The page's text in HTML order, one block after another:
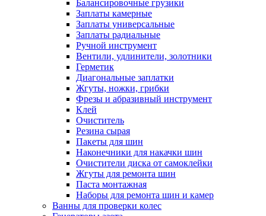
Балансировочные грузики
Заплаты камерные
Заплаты универсальные
Заплаты радиальные
Ручной инструмент
Вентили, удлинители, золотники
Герметик
Диагональные заплатки
Жгуты, ножки, грибки
Фрезы и абразивный инструмент
Клей
Очиститель
Резина сырая
Пакеты для шин
Наконечники для накачки шин
Очистители диска от самоклейки
Жгуты для ремонта шин
Паста монтажная
Наборы для ремонта шин и камер
Ванны для проверки колес